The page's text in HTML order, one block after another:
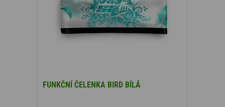
FUNKČNÍ ČELENKA BIRD BÍLÁ